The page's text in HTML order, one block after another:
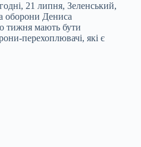
21 липня, Зеленський,
оборони Дениса
тижня мають бути
перехоплювачі, які є